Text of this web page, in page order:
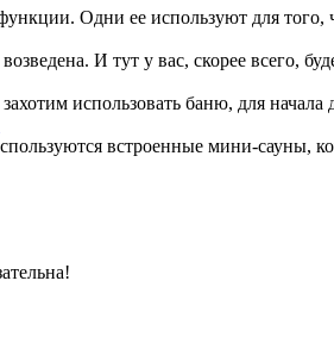
Одни ее используют для того,
И тут у вас, скорее всего,
использовать баню, для начала
встроенные мини-сауны,